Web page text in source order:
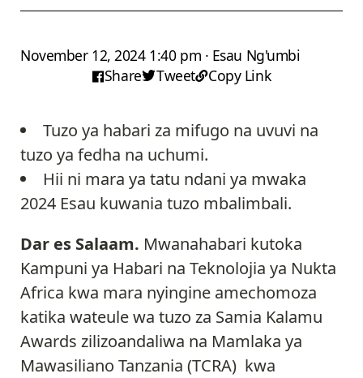
November 12, 2024 1:40 pm · Esau Ng'umbi
Share
Tweet Copy Link
Tuzo ya habari za mifugo na uvuvi na
tuzo ya fedha na uchumi.
Hii ni mara ya tatu ndani ya mwaka
2024 Esau kuwania tuzo mbalimbali.
Dar es Salaam. Mwanahabari kutoka
Kampuni ya Habari na Teknolojia ya Nukta
Africa kwa mara nyingine amechomoza
katika wateule wa tuzo za Samia Kalamu
Awards zilizoandaliwa na Mamlaka ya
Mawasiliano Tanzania (TCRA) kwa